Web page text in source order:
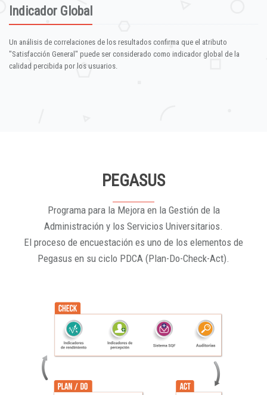
Indicador Global
Un análisis de correlaciones de los resultados confirma que el atributo
"Satisfacción General" puede ser considerado como indicador global de la
calidad percibida por los usuarios.
PEGASUS
Programa para la Mejora en la Gestión de la
Administración y los Servicios Universitarios.
El proceso de encuestación es uno de los elementos de
Pegasus en su ciclo PDCA (Plan-Do-Check-Act).